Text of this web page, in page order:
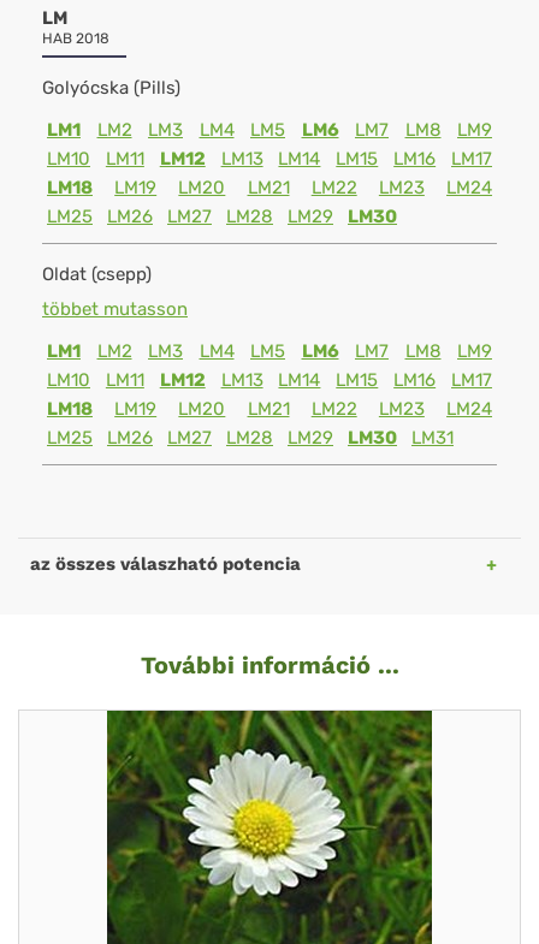
LM
HAB 2018
Golyócska (Pills)
LM1
LM2 LM3 LM4 LM5 LM6 LM7 LM8
LM9
LM10
LM11 LM12 LM13 LM14 LM15 LM16
LM17
LM18
LM19 LM20 LM21 LM22 LM23
LM24
LM25
LM26 LM27 LM28 LM29 LM30
Oldat (csepp)
többet mutasson
LM1
LM2 LM3 LM4 LM5 LM6 LM7 LM8
LM9
LM10
LM11 LM12 LM13 LM14 LM15 LM16
LM17
LM18
LM19 LM20 LM21 LM22 LM23
LM24
LM25
LM26 LM27 LM28 LM29 LM30 LM31
az összes válaszható potencia
További információ ...